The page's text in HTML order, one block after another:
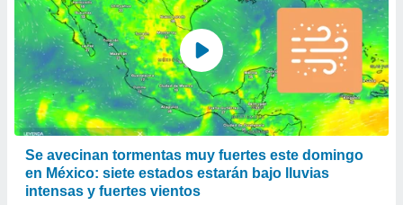
Se avecinan tormentas muy fuertes este domingo
en México: siete estados estarán bajo lluvias
intensas y fuertes vientos